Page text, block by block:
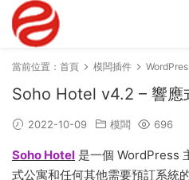
當前位置： 首頁 模闆插件
Soho Hotel v4.2 – 響應
2022-10-09 模闆 696
Soho Hotel 是一個 WordPress
式公寓和任何其他需要預訂系統